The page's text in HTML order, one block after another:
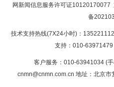
网新闻信息服务许可证10120170077
备
技术支持热线(7X24小时)：
支持：010-
客户服务：010-63941034 (
cnmn@cnmn.com.cn 地址：北京市